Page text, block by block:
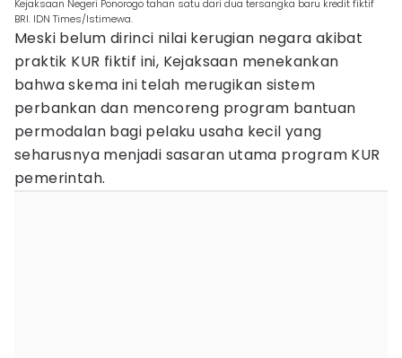
Kejaksaan Negeri Ponorogo tahan satu dari dua tersangka baru kredit fiktif
BRI. IDN Times/Istimewa.
Meski belum dirinci nilai kerugian negara akibat
praktik KUR fiktif ini, Kejaksaan menekankan
bahwa skema ini telah merugikan sistem
perbankan dan mencoreng program bantuan
permodalan bagi pelaku usaha kecil yang
seharusnya menjadi sasaran utama program KUR
pemerintah.